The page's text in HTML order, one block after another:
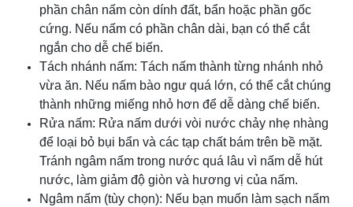
phần chân nấm còn dính đất, bẩn hoặc phần gốc
cứng. Nếu nấm có phần chân dài, bạn có thể cắt
ngắn cho dễ chế biến.
Tách nhánh nấm: Tách nấm thành từng nhánh nhỏ
vừa ăn. Nếu nấm bào ngư quá lớn, có thể cắt chúng
thành những miếng nhỏ hơn để dễ dàng chế biến.
Rửa nấm: Rửa nấm dưới vòi nước chảy nhẹ nhàng
để loại bỏ bụi bẩn và các tạp chất bám trên bề mặt.
Tránh ngâm nấm trong nước quá lâu vì nấm dễ hút
nước, làm giảm độ giòn và hương vị của nấm.
Ngâm nấm (tùy chọn): Nếu bạn muốn làm sạch nấm